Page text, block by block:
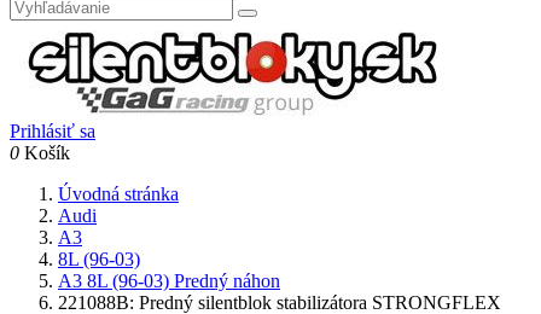
Prihlásiť sa
0 Košík
Úvodná stránka
Audi
A3
8L (96-03)
A3 8L (96-03) Predný náhon
221088B: Predný silentblok stabilizátora STRONGFLEX